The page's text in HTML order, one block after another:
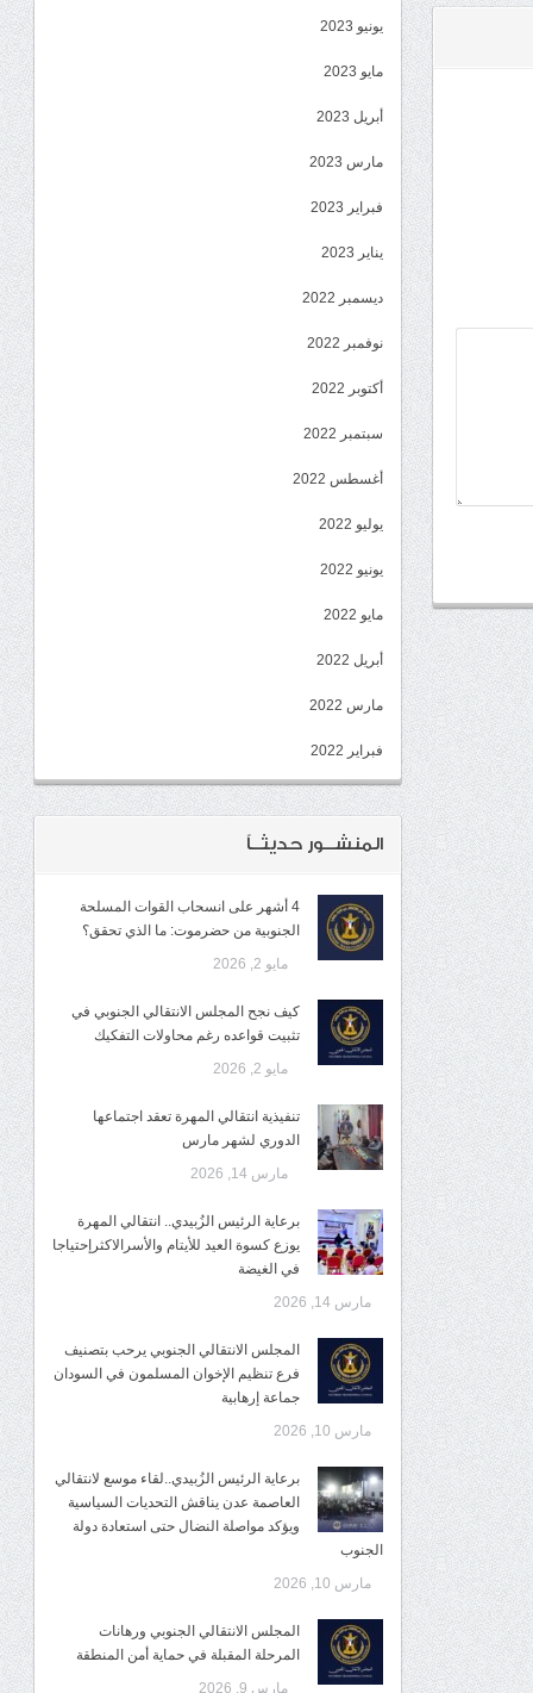
يونيو 2023
مايو 2023
أبريل 2023
مارس 2023
فبراير 2023
يناير 2023
ديسمبر 2022
نوفمبر 2022
أكتوبر 2022
سبتمبر 2022
أغسطس 2022
يوليو 2022
يونيو 2022
مايو 2022
أبريل 2022
مارس 2022
فبراير 2022
المنشــور حديثــاً
4 أشهر على انسحاب القوات المسلحة
الجنوبية من حضرموت: ما الذي تحقق؟
مايو 2, 2026
كيف نجح المجلس الانتقالي الجنوبي في
تثبيت قواعده رغم محاولات التفكيك
مايو 2, 2026
تنفيذية انتقالي المهرة تعقد اجتماعها
الدوري لشهر مارس
مارس 14, 2026
برعاية الرئيس الزُبيدي.. انتقالي المهرة
يوزع كسوة العيد للأيتام والأسرالاكثرإحتياجا
في الغيضة
مارس 14, 2026
المجلس الانتقالي الجنوبي يرحب بتصنيف
فرع تنظيم الإخوان المسلمون في السودان
جماعة إرهابية
مارس 10, 2026
برعاية الرئيس الزُبيدي..لقاء موسع لانتقالي
العاصمة عدن يناقش التحديات السياسية
ويؤكد مواصلة النضال حتى استعادة دولة
الجنوب
مارس 10, 2026
المجلس الانتقالي الجنوبي ورهانات
المرحلة المقبلة في حماية أمن المنطقة
مارس 9, 2026